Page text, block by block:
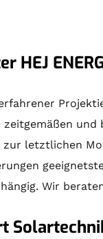
HEJ
zeitgemäßen und
zur letztlichen
Wir